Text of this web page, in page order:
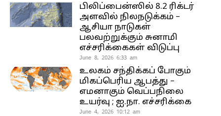
பிலிப்பைன்ஸில் 8.2 ரிக்டர்
அளவில் நிலநடுக்கம் –
ஆசியா நாடுகள்
பலவற்றுக்கும் சுனாமி
எச்சரிக்கைகள் விடுப்பு
June 8, 2026 6:33 am
உலகம் சந்திக்கப் போகும்
மிகப்பெரிய ஆபத்து –
எமனாகும் வெப்பநிலை
உயர்வு ; ஐ.நா. எச்சரிக்கை
June 4, 2026 10:12 am